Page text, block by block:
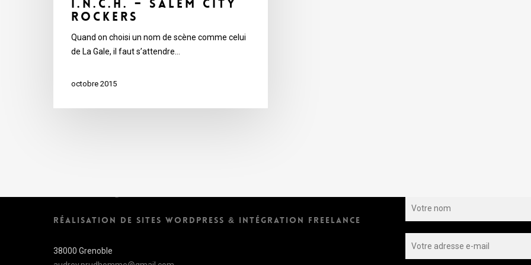
I.N.C.H. – Salem City
Rockers
Quand on choisi un nom de scène comme celui
de La Gale, il faut s’attendre…
octobre 2015
RÉALISATION DE SITES WORDPRESS & INTÉGRATION FREELANCE
38000 Grenoble